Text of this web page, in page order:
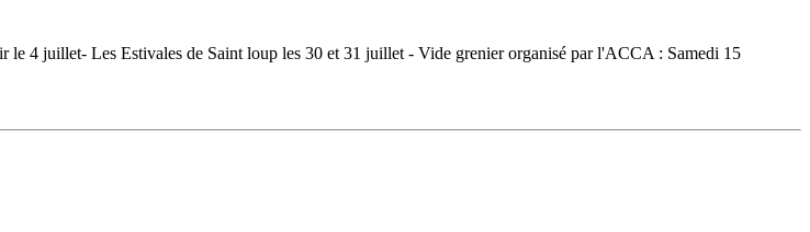
le 4 juillet- Les Estivales de Saint loup les 30 et 31 juillet - Vide grenier organisé par l'ACCA : Samedi 15